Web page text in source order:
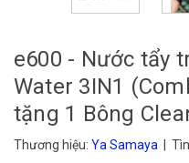
e600 - Nước tẩy
Water 3IN1
tặng 1 Bông
Thương hiệu: Ya Samaya |